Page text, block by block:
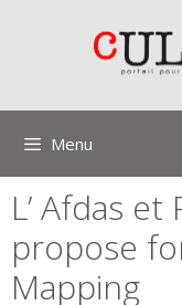
Menu
L’ Afdas
propose
Mapping